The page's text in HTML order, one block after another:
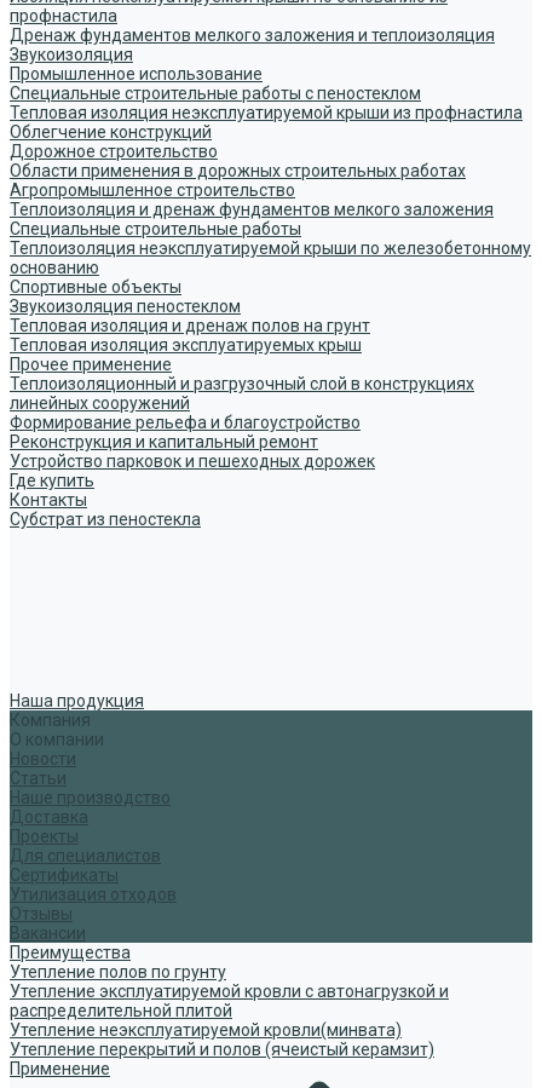
профнастила
Дренаж фундаментов мелкого заложения и теплоизоляция
Звукоизоляция
Промышленное использование
Специальные строительные работы с пеностеклом
Тепловая изоляция неэксплуатируемой крыши из профнастила
Облегчение конструкций
Дорожное строительство
Области применения в дорожных строительных работах
Агропромышленное строительство
Теплоизоляция и дренаж фундаментов мелкого заложения
Специальные строительные работы
Теплоизоляция неэксплуатируемой крыши по железобетонному
основанию
Спортивные объекты
Звукоизоляция пеностеклом
Тепловая изоляция и дренаж полов на грунт
Тепловая изоляция эксплуатируемых крыш
Прочее применение
Теплоизоляционный и разгрузочный слой в конструкциях
линейных сооружений
Формирование рельефа и благоустройство
Реконструкция и капитальный ремонт
Устройство парковок и пешеходных дорожек
Где купить
Контакты
Субстрат из пеностекла
Наша продукция
Компания
О компании
Новости
Статьи
Наше производство
Доставка
Проекты
Для специалистов
Сертификаты
Утилизация отходов
Отзывы
Вакансии
Преимущества
Утепление полов по грунту
Утепление эксплуатируемой кровли с автонагрузкой и
распределительной плитой
Утепление неэксплуатируемой кровли(минвата)
Утепление перекрытий и полов (ячеистый керамзит)
Применение